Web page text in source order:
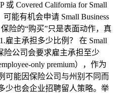
Covered California for Small
能有机会申请 Small Business
保险的“购买”只是表面动作，真
雇主承担多少比例？ 在 Small
险公司会要求雇主承担至少
only premium），作为
可能因保险公司与州别不同而
少也会企业招聘留人策略。举